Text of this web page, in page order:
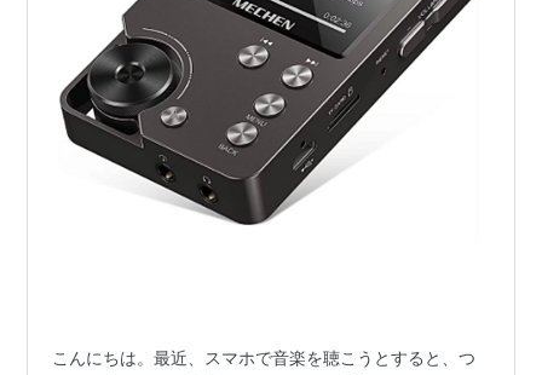
こんにちは。最近、スマホで音楽を聴こうとすると、つ